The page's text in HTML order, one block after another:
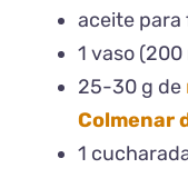
aceite para
1 vaso
25-30 g de
Colmenar
1